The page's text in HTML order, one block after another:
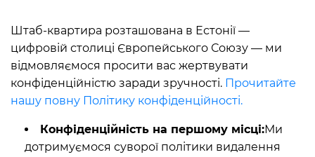
Штаб-квартира розташована в Естонії —
цифровій столиці Європейського Союзу — ми
відмовляємося просити вас жертвувати
конфіденційністю заради зручності. Прочитайте
нашу повну Політику конфіденційності.
Конфіденційність на першому місці:Ми
дотримуємося суворої політики видалення